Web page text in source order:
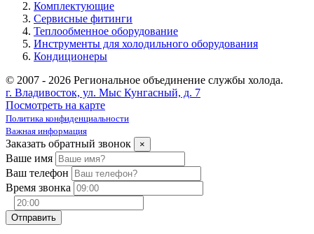
Комплектующие
Сервисные фитинги
Теплообменное оборудование
Инструменты для холодильного оборудования
Кондиционеры
© 2007 - 2026 Региональное объединение службы холода.
г. Владивосток, ул. Мыс Кунгасный, д. 7
Посмотреть на карте
Политика конфиденциальности
Важная информация
Заказать обратный звонок ×
Ваше имя
Ваш телефон
Время звонка